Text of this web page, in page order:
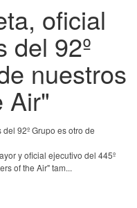
oficial
del 92º
nuestros
Air"
y oficial ejecutivo del 445º
of the Air" tam...